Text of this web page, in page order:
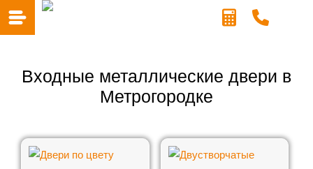
Входные металлические двери в
Метрогородке